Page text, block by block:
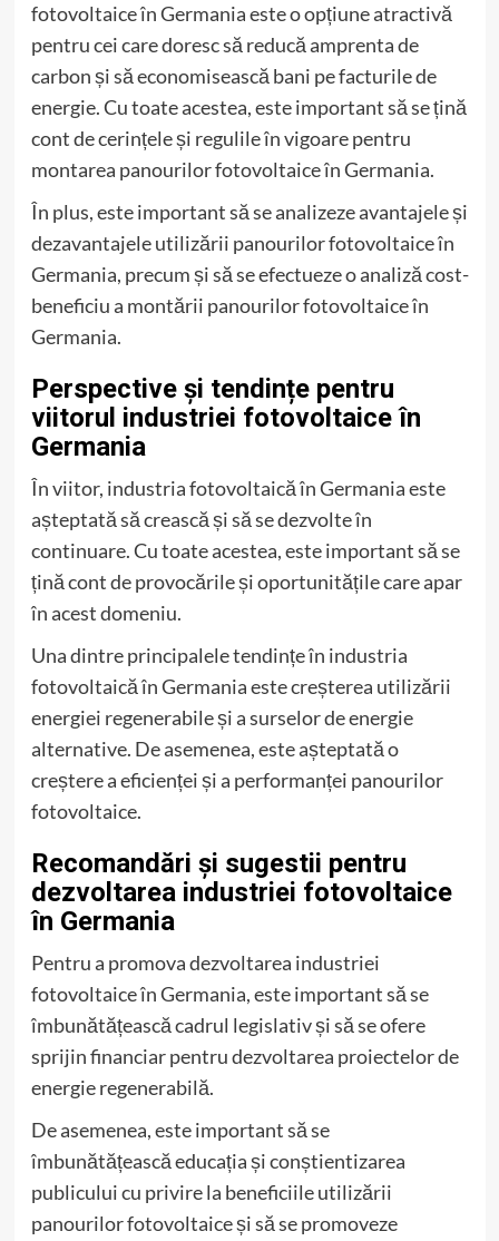
fotovoltaice în Germania este o opțiune atractivă
pentru cei care doresc să reducă amprenta de
carbon și să economisească bani pe facturile de
energie. Cu toate acestea, este important să se țină
cont de cerințele și regulile în vigoare pentru
montarea panourilor fotovoltaice în Germania.
În plus, este important să se analizeze avantajele și
dezavantajele utilizării panourilor fotovoltaice în
Germania, precum și să se efectueze o analiză cost-
beneficiu a montării panourilor fotovoltaice în
Germania.
Perspective și tendințe pentru
viitorul industriei fotovoltaice în
Germania
În viitor, industria fotovoltaică în Germania este
așteptată să crească și să se dezvolte în
continuare. Cu toate acestea, este important să se
țină cont de provocările și oportunitățile care apar
în acest domeniu.
Una dintre principalele tendințe în industria
fotovoltaică în Germania este creșterea utilizării
energiei regenerabile și a surselor de energie
alternative. De asemenea, este așteptată o
creștere a eficienței și a performanței panourilor
fotovoltaice.
Recomandări și sugestii pentru
dezvoltarea industriei fotovoltaice
în Germania
Pentru a promova dezvoltarea industriei
fotovoltaice în Germania, este important să se
îmbunătățească cadrul legislativ și să se ofere
sprijin financiar pentru dezvoltarea proiectelor de
energie regenerabilă.
De asemenea, este important să se
îmbunătățească educația și conștientizarea
publicului cu privire la beneficiile utilizării
panourilor fotovoltaice și să se promoveze